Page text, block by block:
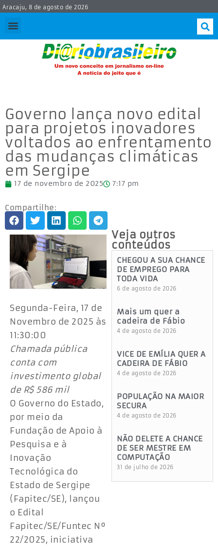
Aracaju, 8 de agosto de 2026
Governo lança novo edital
para projetos inovadores
voltados ao enfrentamento
das mudanças climáticas
em Sergipe
17 de novembro de 2025 7:17 pm
Compartilhe:
Segunda-Feira, 17 de
Novembro de 2025 às
11:30:00
Chamada pública
conta com
investimento global
de R$ 586 mil
O Governo do Estado,
por meio da
Fundação de Apoio à
Pesquisa e à
Inovação
Tecnológica do
Estado de Sergipe
(Fapitec/SE), lançou
o Edital
Fapitec/SE/Funtec Nº
22/2025, iniciativa
Veja outros
conteúdos
CHEGOU A SUA CHANCE
DE EMPREGO PARA
TODA VIDA
6 de agosto de 2026
Mais um quer a
cadeira de Fábio
4 de agosto de 2026
VICE DE EMÍLIA QUER A
CADEIRA DE FÁBIO
4 de agosto de 2026
POPULAÇÃO NA MAIOR
SECURA
4 de agosto de 2026
NÃO DELETE A CHANCE
DE SER MESTRE EM
COMPUTAÇÃO
31 de julho de 2026